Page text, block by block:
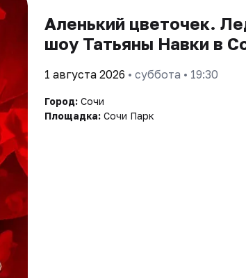
Аленький цветочек.
шоу Татьяны Навки в
1 августа 2026 • суббота • 19:30
Город: Сочи
Площадка: Сочи Парк